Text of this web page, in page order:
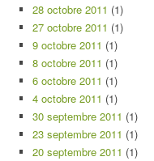
28 octobre 2011 (1)
27 octobre 2011 (1)
9 octobre 2011 (1)
8 octobre 2011 (1)
6 octobre 2011 (1)
4 octobre 2011 (1)
30 septembre 2011 (1)
23 septembre 2011 (1)
20 septembre 2011 (1)